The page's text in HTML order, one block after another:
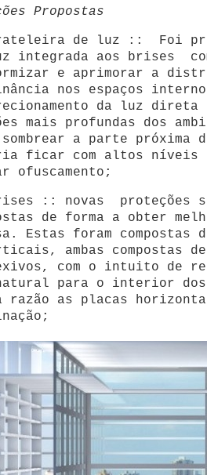
Propostas
de luz :: Foi
integrada aos brises
e aprimorar a
nos espaços
da luz
mais profundas dos
a parte próxima
ficar com altos níveis
ofuscamento;
:: novas proteções
de forma a obter
Estas foram compostas
ambas compostas
com o intuito de
para o interior dos
razão as placas